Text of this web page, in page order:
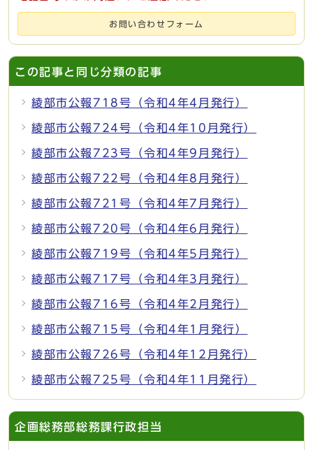
お問い合わせフォーム
この記事と同じ分類の記事
綾部市公報718号（令和4年4月発行）
綾部市公報724号（令和4年10月発行）
綾部市公報723号（令和4年9月発行）
綾部市公報722号（令和4年8月発行）
綾部市公報721号（令和4年7月発行）
綾部市公報720号（令和4年6月発行）
綾部市公報719号（令和4年5月発行）
綾部市公報717号（令和4年3月発行）
綾部市公報716号（令和4年2月発行）
綾部市公報715号（令和4年1月発行）
綾部市公報726号（令和4年12月発行）
綾部市公報725号（令和4年11月発行）
企画総務部総務課行政担当